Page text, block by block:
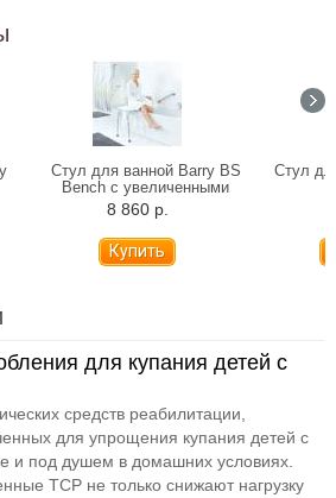
Стул для ванной Barry BS
Bench с увеличенными
ножками
8 860 р.
Стул
для купания детей с
средств реабилитации,
для упрощения купания детей с
и под душем в домашних условиях.
ТСР не только снижают нагрузку